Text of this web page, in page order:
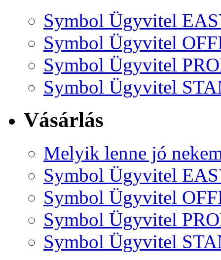
Symbol Ügyvitel
Symbol Ügyvitel
Symbol Ügyvitel
Symbol Ügyvitel
Vásárlás
Melyik lenne jó
Symbol Ügyvitel
Symbol Ügyvitel
Symbol Ügyvitel
Symbol Ügyvitel